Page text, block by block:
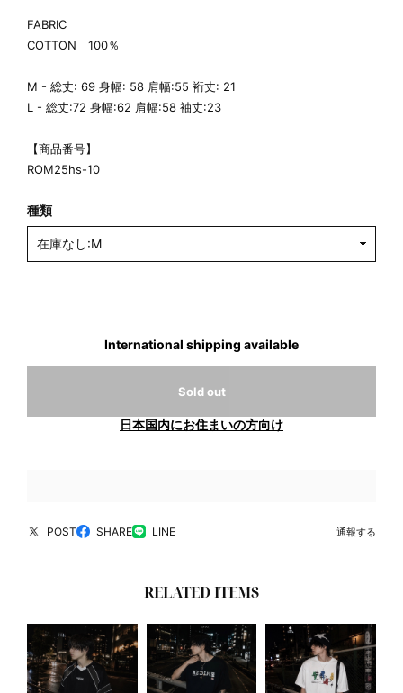
FABRIC
COTTON 100％
M - 総丈: 69 身幅: 58 肩幅:55 裄丈: 21
L - 総丈:72 身幅:62 肩幅:58 袖丈:23
【商品番号】
ROM25hs-10
種類
International shipping available
Sold out
日本国内にお住まいの方向け
POST SHARE LINE 通報する
RELATED ITEMS